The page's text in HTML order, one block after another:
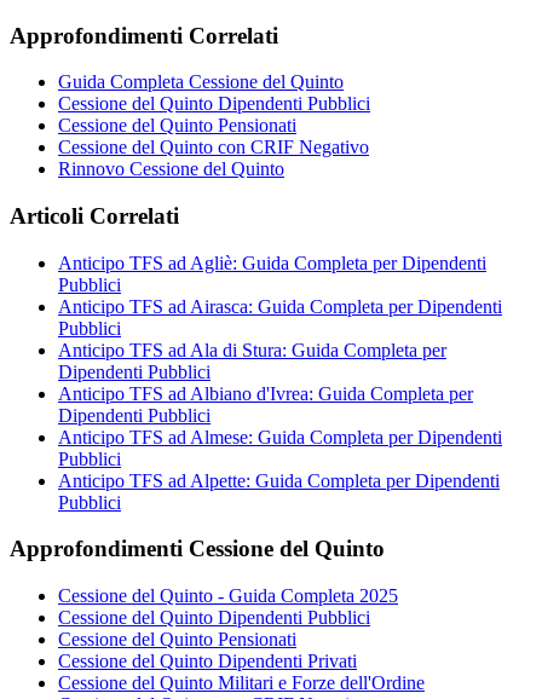
Approfondimenti Correlati
Guida Completa Cessione del Quinto
Cessione del Quinto Dipendenti Pubblici
Cessione del Quinto Pensionati
Cessione del Quinto con CRIF Negativo
Rinnovo Cessione del Quinto
Articoli Correlati
Anticipo TFS ad Agliè: Guida Completa per Dipendenti
Pubblici
Anticipo TFS ad Airasca: Guida Completa per Dipendenti
Pubblici
Anticipo TFS ad Ala di Stura: Guida Completa per
Dipendenti Pubblici
Anticipo TFS ad Albiano d'Ivrea: Guida Completa per
Dipendenti Pubblici
Anticipo TFS ad Almese: Guida Completa per Dipendenti
Pubblici
Anticipo TFS ad Alpette: Guida Completa per Dipendenti
Pubblici
Approfondimenti Cessione del Quinto
Cessione del Quinto - Guida Completa 2025
Cessione del Quinto Dipendenti Pubblici
Cessione del Quinto Pensionati
Cessione del Quinto Dipendenti Privati
Cessione del Quinto Militari e Forze dell'Ordine